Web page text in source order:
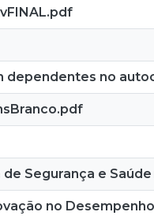
dependentes no
Segurança e
no